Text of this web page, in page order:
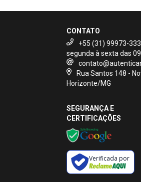
CONTATO
+55 (31) 99973-
Rua Santos 148 -
Horizonte/MG
SEGURANÇA E
CERTIFICAÇÕES
Verificada por